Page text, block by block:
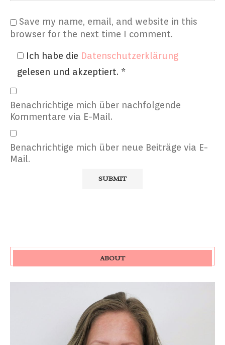
Save my name, email, and website in this
browser for the next time I comment.
Ich habe die Datenschutzerklärung
gelesen und akzeptiert. *
Benachrichtige mich über nachfolgende
Kommentare via E-Mail.
Benachrichtige mich über neue Beiträge via E-
Mail.
ABOUT